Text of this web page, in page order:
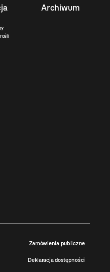
Archiwum
Zamówienia publiczne
Deklaracja dostępności